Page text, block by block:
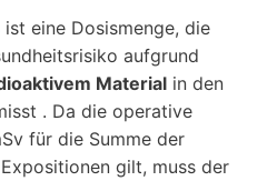
ist eine Dosismenge, die
aufgrund
Material in den
. Da die operative
für die Summe der
gilt, muss der